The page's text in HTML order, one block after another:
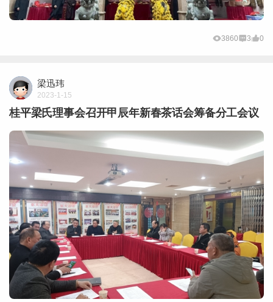
3860 3 0
梁迅玮
2023-1-15
桂平梁氏理事会召开甲辰年新春茶话会筹备分工会议